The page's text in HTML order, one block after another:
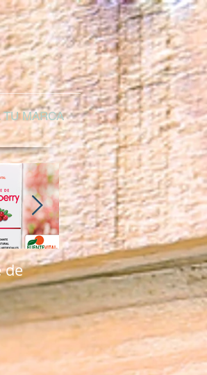
TU MARCA
de
Nuevo producto
natural con Kale